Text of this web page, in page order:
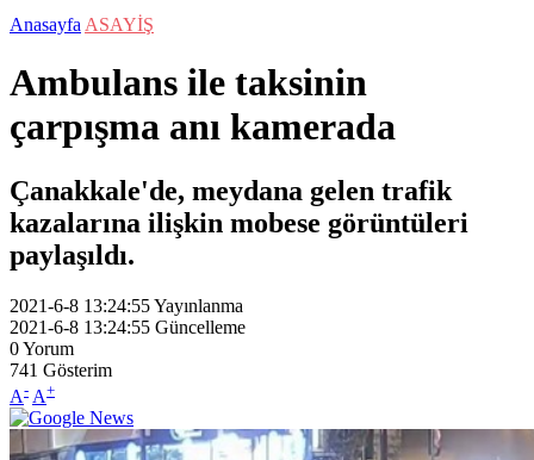
Anasayfa ASAYİŞ
Ambulans ile taksinin
çarpışma anı kamerada
Çanakkale'de, meydana gelen trafik
kazalarına ilişkin mobese görüntüleri
paylaşıldı.
2021-6-8 13:24:55Yayınlanma
2021-6-8 13:24:55 Güncelleme
0Yorum
741 Gösterim
A- A+